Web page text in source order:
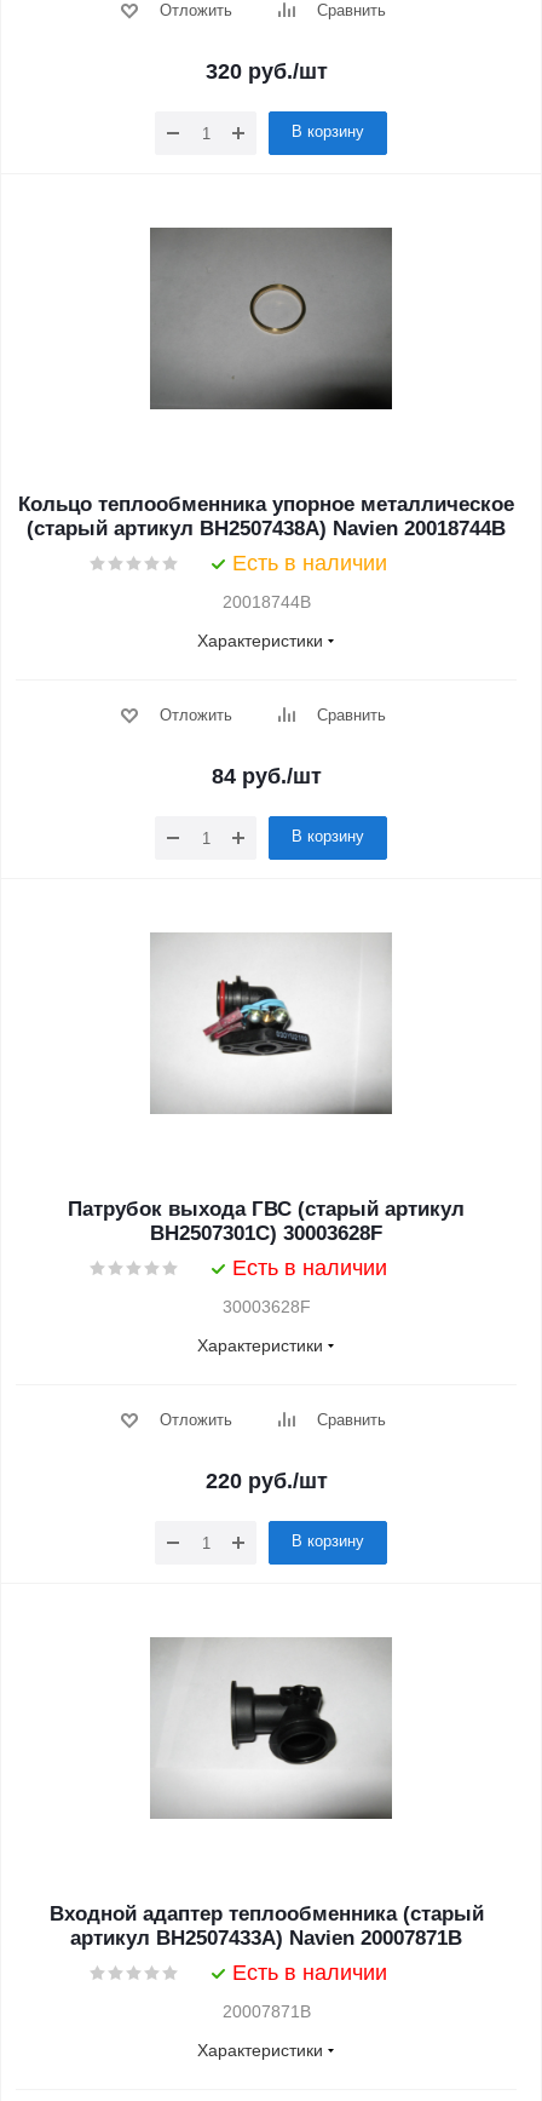
Отложить Сравнить
320 руб./шт
В корзину
Кольцо теплообменника упорное металлическое
(старый артикул BH2507438A) Navien 20018744B
Есть в наличии
20018744B
Характеристики
Отложить Сравнить
84 руб./шт
В корзину
Патрубок выхода ГВС (старый артикул
BH2507301C) 30003628F
Есть в наличии
30003628F
Характеристики
Отложить Сравнить
220 руб./шт
В корзину
Входной адаптер теплообменника (старый
артикул BH2507433A) Navien 20007871B
Есть в наличии
20007871B
Характеристики